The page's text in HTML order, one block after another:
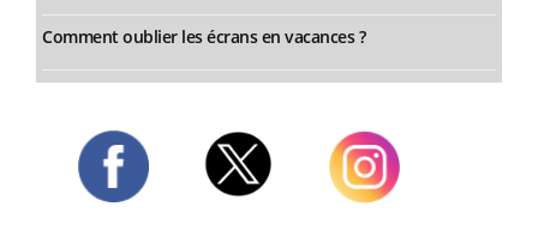
Comment oublier les écrans en vacances ?